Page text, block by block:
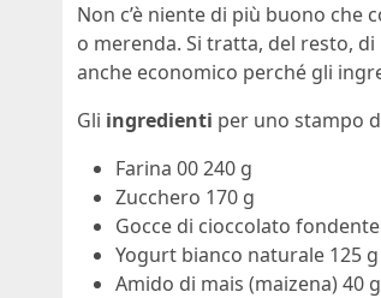
Non c’è niente di più buono che
o merenda. Si tratta, del resto,
anche economico perché gli
Gli ingredienti per uno stampo
Farina 00 240 g
Zucchero 170 g
Gocce di cioccolato
Yogurt bianco naturale 125 g
Amido di mais (maizena) 40 g